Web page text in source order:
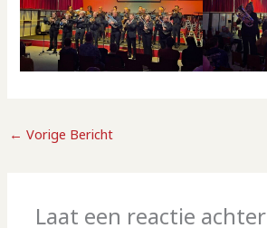
← Vorige Bericht
Laat een reactie achter